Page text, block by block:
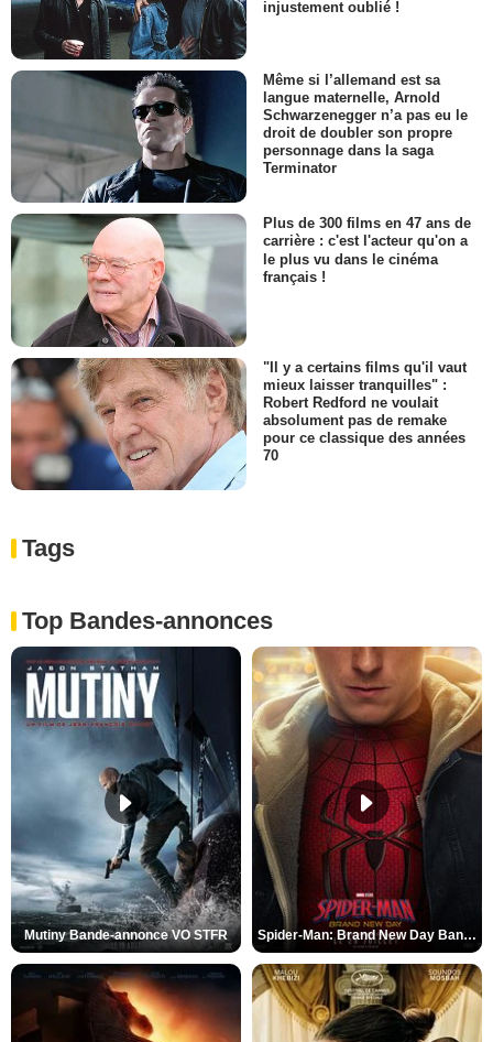
injustement oublié !
Même si l’allemand est sa
langue maternelle, Arnold
Schwarzenegger n’a pas eu le
droit de doubler son propre
personnage dans la saga
Terminator
Plus de 300 films en 47 ans de
carrière : c'est l'acteur qu'on a
le plus vu dans le cinéma
français !
"Il y a certains films qu'il vaut
mieux laisser tranquilles" :
Robert Redford ne voulait
absolument pas de remake
pour ce classique des années
70
Tags
Top Bandes-annonces
Mutiny Bande-annonce VO STFR Spider-Man: Brand New Day Bande-annonce VO STFR